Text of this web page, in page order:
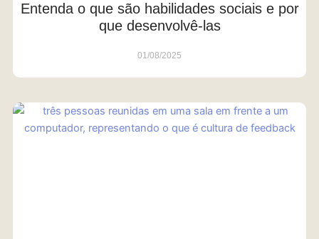
Entenda o que são habilidades sociais e por
que desenvolvê-las
01/08/2025